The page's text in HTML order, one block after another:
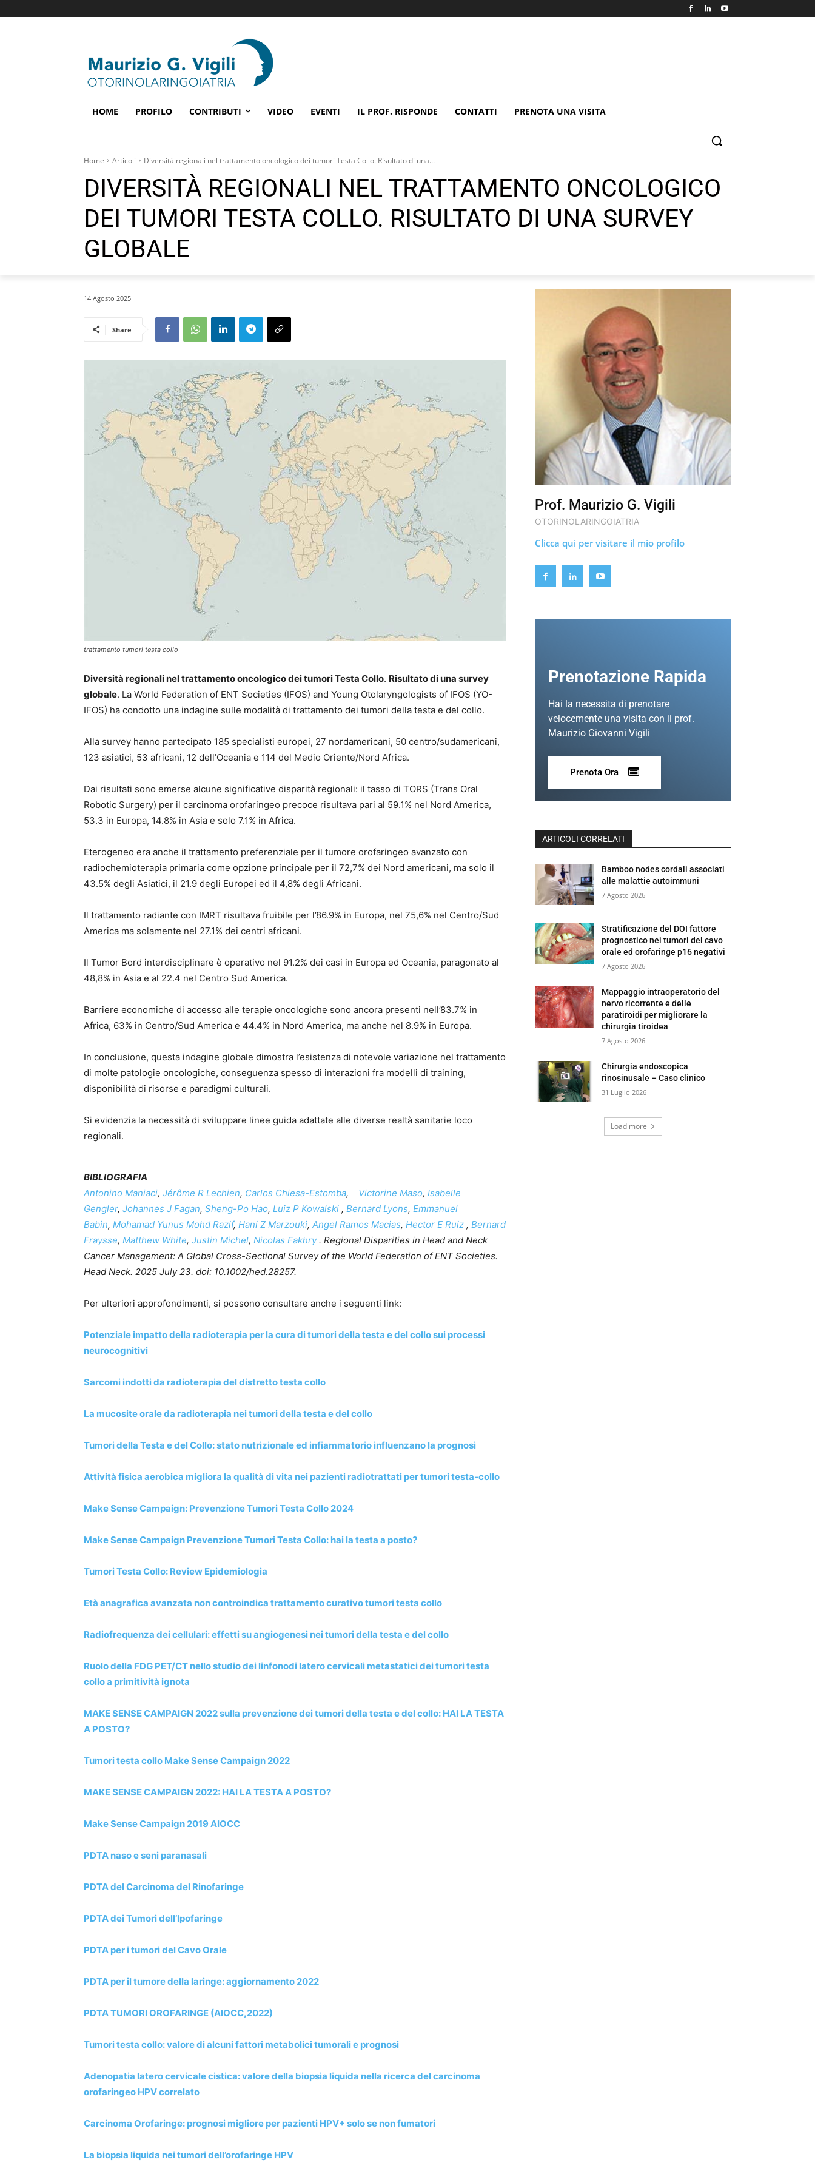
HOME PROFILO CONTRIBUTI VIDEO EVENTI IL PROF. RISPONDE CONTATTI PRENOTA UNA VISITA
Home Articoli Diversità regionali nel trattamento oncologico dei tumori Testa Collo. Risultato di una...
DIVERSITÀ REGIONALI NEL TRATTAMENTO ONCOLOGICO
DEI TUMORI TESTA COLLO. RISULTATO DI UNA SURVEY
GLOBALE
14 Agosto 2025
Share
trattamento tumori testa collo
Diversità regionali nel trattamento oncologico dei tumori Testa Collo. Risultato di una survey
globale. La World Federation of ENT Societies (IFOS) and Young Otolaryngologists of IFOS (YO-
IFOS) ha condotto una indagine sulle modalità di trattamento dei tumori della testa e del collo.
Alla survey hanno partecipato 185 specialisti europei, 27 nordamericani, 50 centro/sudamericani,
123 asiatici, 53 africani, 12 dell’Oceania e 114 del Medio Oriente/Nord Africa.
Dai risultati sono emerse alcune significative disparità regionali: il tasso di TORS (Trans Oral
Robotic Surgery) per il carcinoma orofaringeo precoce risultava pari al 59.1% nel Nord America,
53.3 in Europa, 14.8% in Asia e solo 7.1% in Africa.
Eterogeneo era anche il trattamento preferenziale per il tumore orofaringeo avanzato con
radiochemioterapia primaria come opzione principale per il 72,7% dei Nord americani, ma solo il
43.5% degli Asiatici, il 21.9 degli Europei ed il 4,8% degli Africani.
Il trattamento radiante con IMRT risultava fruibile per l’86.9% in Europa, nel 75,6% nel Centro/Sud
America ma solamente nel 27.1% dei centri africani.
Il Tumor Bord interdisciplinare è operativo nel 91.2% dei casi in Europa ed Oceania, paragonato al
48,8% in Asia e al 22.4 nel Centro Sud America.
Barriere economiche di accesso alle terapie oncologiche sono ancora presenti nell’83.7% in
Africa, 63% in Centro/Sud America e 44.4% in Nord America, ma anche nel 8.9% in Europa.
In conclusione, questa indagine globale dimostra l’esistenza di notevole variazione nel trattamento
di molte patologie oncologiche, conseguenza spesso di interazioni fra modelli di training,
disponibilità di risorse e paradigmi culturali.
Si evidenzia la necessità di sviluppare linee guida adattate alle diverse realtà sanitarie loco
regionali.
BIBLIOGRAFIA
Antonino Maniaci, Jérôme R Lechien, Carlos Chiesa-Estomba, Victorine Maso, Isabelle
Gengler, Johannes J Fagan, Sheng-Po Hao, Luiz P Kowalski , Bernard Lyons, Emmanuel
Babin, Mohamad Yunus Mohd Razif, Hani Z Marzouki, Angel Ramos Macias, Hector E Ruiz , Bernard
Fraysse, Matthew White, Justin Michel, Nicolas Fakhry. Regional Disparities in Head and Neck
Cancer Management: A Global Cross-Sectional Survey of the World Federation of ENT Societies.
Head Neck. 2025 July 23. doi: 10.1002/hed.28257.
Per ulteriori approfondimenti, si possono consultare anche i seguenti link:
Potenziale impatto della radioterapia per la cura di tumori della testa e del collo sui processi
neurocognitivi
Sarcomi indotti da radioterapia del distretto testa collo
La mucosite orale da radioterapia nei tumori della testa e del collo
Tumori della Testa e del Collo: stato nutrizionale ed infiammatorio influenzano la prognosi
Attività fisica aerobica migliora la qualità di vita nei pazienti radiotrattati per tumori testa-collo
Make Sense Campaign: Prevenzione Tumori Testa Collo 2024
Make Sense Campaign Prevenzione Tumori Testa Collo: hai la testa a posto?
Tumori Testa Collo: Review Epidemiologia
Età anagrafica avanzata non controindica trattamento curativo tumori testa collo
Radiofrequenza dei cellulari: effetti su angiogenesi nei tumori della testa e del collo
Ruolo della FDG PET/CT nello studio dei linfonodi latero cervicali metastatici dei tumori testa
collo a primitività ignota
MAKE SENSE CAMPAIGN 2022 sulla prevenzione dei tumori della testa e del collo: HAI LA TESTA
A POSTO?
Tumori testa collo Make Sense Campaign 2022
MAKE SENSE CAMPAIGN 2022: HAI LA TESTA A POSTO?
Make Sense Campaign 2019 AIOCC
PDTA naso e seni paranasali
PDTA del Carcinoma del Rinofaringe
PDTA dei Tumori dell’Ipofaringe
PDTA per i tumori del Cavo Orale
PDTA per il tumore della laringe: aggiornamento 2022
PDTA TUMORI OROFARINGE (AIOCC,2022)
Tumori testa collo: valore di alcuni fattori metabolici tumorali e prognosi
Adenopatia latero cervicale cistica: valore della biopsia liquida nella ricerca del carcinoma
orofaringeo HPV correlato
Carcinoma Orofaringe: prognosi migliore per pazienti HPV+ solo se non fumatori
La biopsia liquida nei tumori dell’orofaringe HPV
Prof. Maurizio G. Vigili
OTORINOLARINGOIATRIA
Clicca qui per visitare il mio profilo
Prenotazione Rapida
Hai la necessita di prenotare
velocemente una visita con il prof.
Maurizio Giovanni Vigili
Prenota Ora
ARTICOLI CORRELATI
Bamboo nodes cordali associati
alle malattie autoimmuni
7 Agosto 2026
Stratificazione del DOI fattore
prognostico nei tumori del cavo
orale ed orofaringe p16 negativi
7 Agosto 2026
Mappaggio intraoperatorio del
nervo ricorrente e delle
paratiroidi per migliorare la
chirurgia tiroidea
7 Agosto 2026
Chirurgia endoscopica
rinosinusale – Caso clinico
31 Luglio 2026
Load more